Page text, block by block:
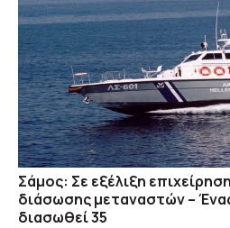
Σάμος: Σε εξέλιξη
διάσωσης μεταναστών –
διασωθεί 35